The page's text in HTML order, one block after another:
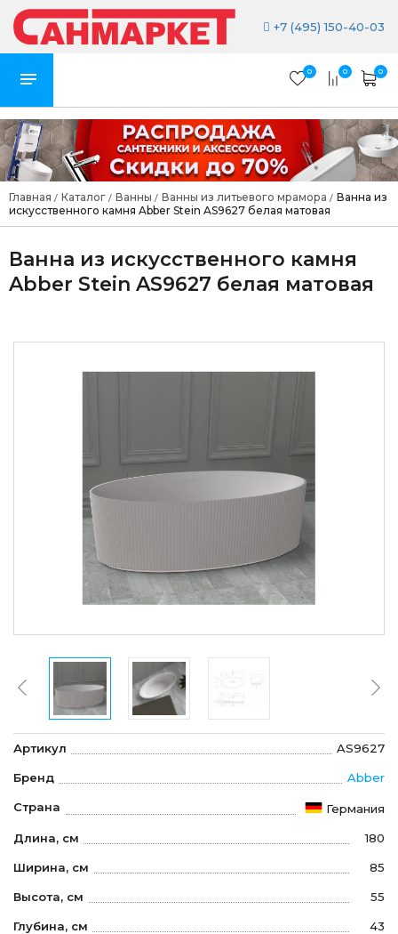
+7 (495) 150-40-03
0 0 0
Главная / Каталог / Ванны / Ванны из литьевого мрамора / Ванна из
искусственного камня Abber Stein AS9627 белая матовая
Ванна из искусственного камня
Abber Stein AS9627 белая матовая
Артикул AS9627
Бренд Abber
Страна Германия
Длина, см 180
Ширина, см 85
Высота, см 55
Глубина, см 43